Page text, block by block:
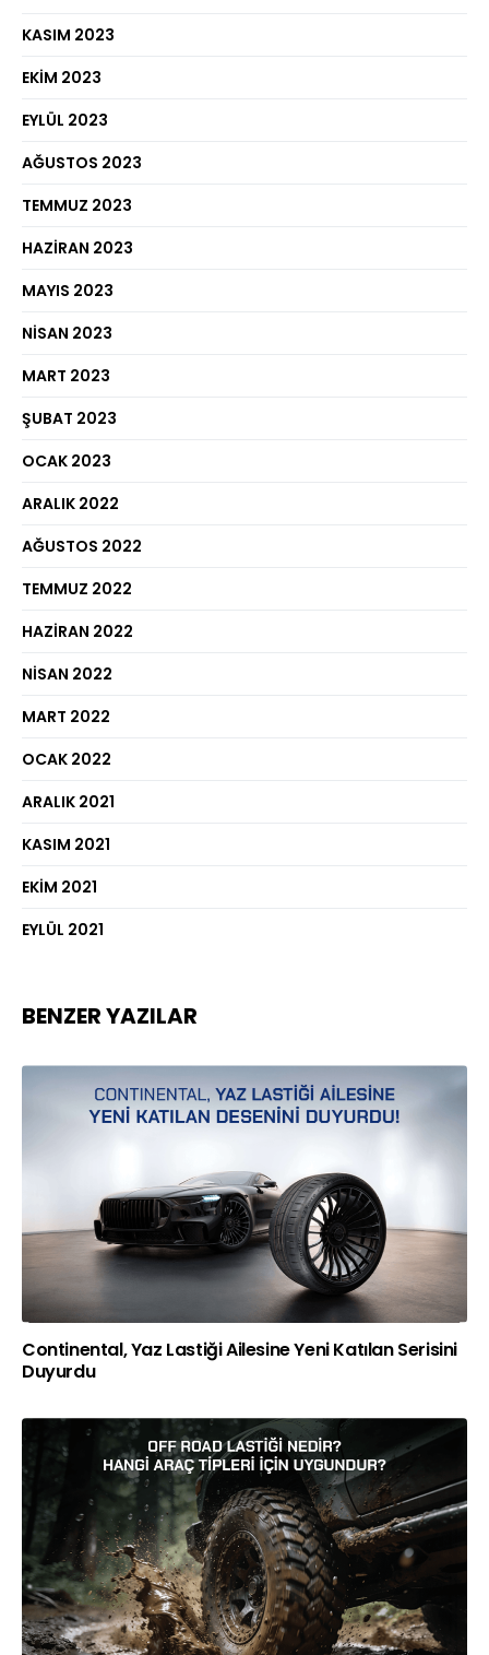
KASIM 2023
EKIM 2023
EYLÜL 2023
AĞUSTOS 2023
TEMMUZ 2023
HAZIRAN 2023
MAYIS 2023
NISAN 2023
MART 2023
ŞUBAT 2023
OCAK 2023
ARALIK 2022
AĞUSTOS 2022
TEMMUZ 2022
HAZIRAN 2022
NISAN 2022
MART 2022
OCAK 2022
ARALIK 2021
KASIM 2021
EKIM 2021
EYLÜL 2021
BENZER YAZILAR
Continental, Yaz Lastiği Ailesine Yeni Katılan Serisini
Duyurdu